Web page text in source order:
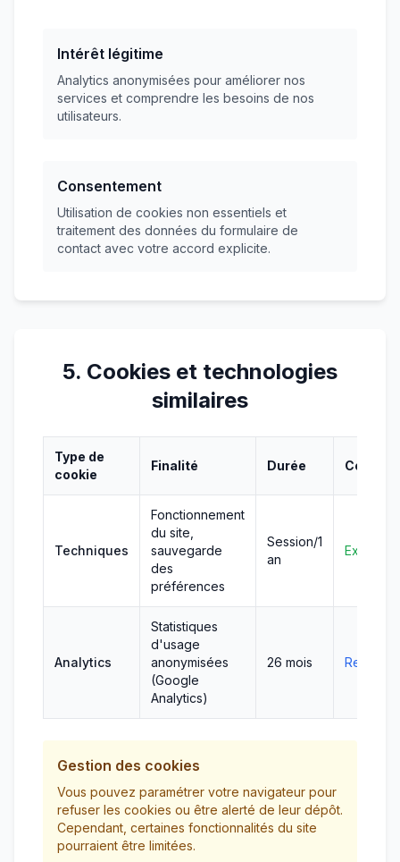
Intérêt légitime
Analytics anonymisées pour améliorer nos
services et comprendre les besoins de nos
utilisateurs.
Consentement
Utilisation de cookies non essentiels et
traitement des données du formulaire de
contact avec votre accord explicite.
5. Cookies et technologies
similaires
Type de
cookie
Finalité Durée
Techniques
Fonctionnement
du site,
sauvegarde
des
préférences
Session/1
an
Analytics
Statistiques
d'usage
anonymisées
(Google
Analytics)
26 mois Requis
Gestion des cookies
Vous pouvez paramétrer votre navigateur pour
refuser les cookies ou être alerté de leur dépôt.
Cependant, certaines fonctionnalités du site
pourraient être limitées.